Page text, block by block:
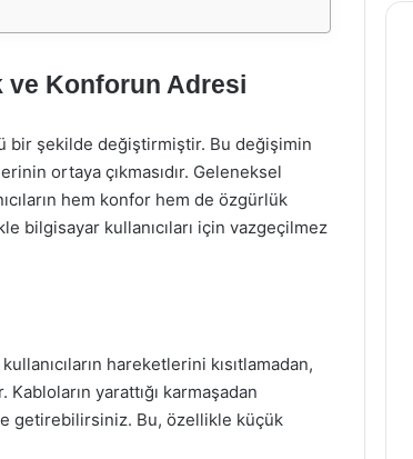
ve Konforun Adresi
bir şekilde değiştirmiştir. Bu değişimin
ortaya çıkmasıdır. Geleneksel
hem konfor hem de özgürlük
bilgisayar kullanıcıları için vazgeçilmez
hareketlerini kısıtlamadan,
yarattığı karmaşadan
getirebilirsiniz. Bu, özellikle küçük